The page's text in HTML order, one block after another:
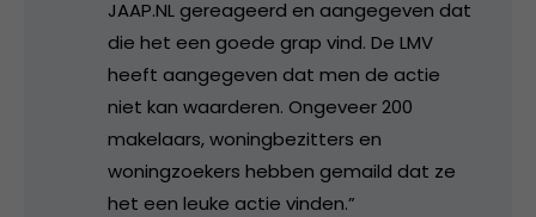
JAAP.NL gereageerd en aangegeven dat
die het een goede grap vind. De LMV
heeft aangegeven dat men de actie
niet kan waarderen. Ongeveer 200
makelaars, woningbezitters en
woningzoekers hebben gemaild dat ze
het een leuke actie vinden.”